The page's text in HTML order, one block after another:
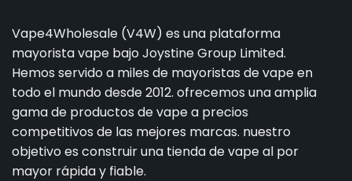
Vape4Wholesale (V4W) es una plataforma
mayorista vape bajo Joystine Group Limited.
Hemos servido a miles de mayoristas de vape en
todo el mundo desde 2012. ofrecemos una amplia
gama de productos de vape a precios
competitivos de las mejores marcas. nuestro
objetivo es construir una tienda de vape al por
mayor rápida y fiable.